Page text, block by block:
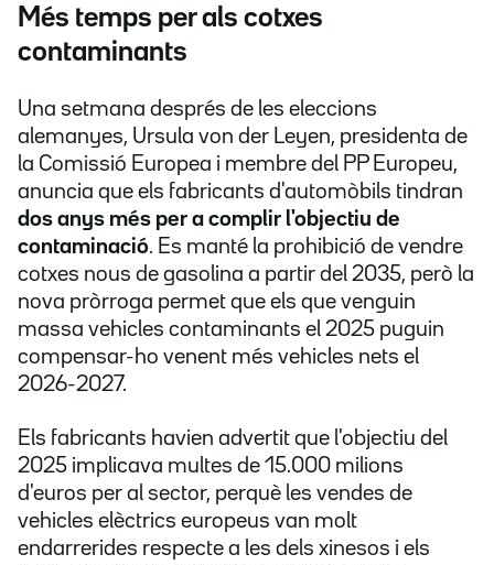
Més temps per als cotxes
contaminants
Una setmana després de les eleccions
alemanyes, Ursula von der Leyen, presidenta de
la Comissió Europea i membre del PP Europeu,
anuncia que els fabricants d'automòbils tindran
dos anys més per a complir l'objectiu de
contaminació. Es manté la prohibició de vendre
cotxes nous de gasolina a partir del 2035, però la
nova pròrroga permet que els que venguin
massa vehicles contaminants el 2025 puguin
compensar-ho venent més vehicles nets el
2026-2027.
Els fabricants havien advertit que l'objectiu del
2025 implicava multes de 15.000 milions
d'euros per al sector, perquè les vendes de
vehicles elèctrics europeus van molt
endarrerides respecte a les dels xinesos i els